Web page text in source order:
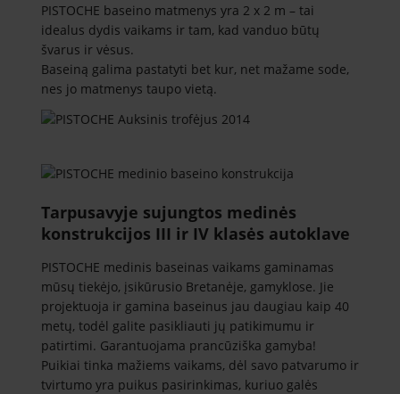
PISTOCHE baseino matmenys yra 2 x 2 m – tai
idealus dydis vaikams ir tam, kad vanduo būtų
švarus ir vėsus.
Baseiną galima pastatyti bet kur, net mažame sode,
nes jo matmenys taupo vietą.
Tarpusavyje sujungtos medinės
konstrukcijos III ir IV klasės autoklave
PISTOCHE medinis baseinas vaikams gaminamas
mūsų tiekėjo, įsikūrusio Bretanėje, gamyklose. Jie
projektuoja ir gamina baseinus jau daugiau kaip 40
metų, todėl galite pasikliauti jų patikimumu ir
patirtimi. Garantuojama prancūziška gamyba!
Puikiai tinka mažiems vaikams, dėl savo patvarumo ir
tvirtumo yra puikus pasirinkimas, kuriuo galės